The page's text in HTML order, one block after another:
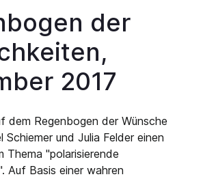
der
2017
dem Regenbogen der Wünsche
und Julia Felder einen
Thema "polarisierende
Auf Basis einer wahren